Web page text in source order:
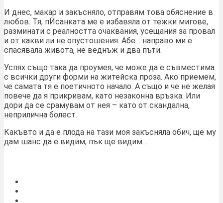
И днес, макар и закъсняло, отправям това обяснение в
любов. Тя, пЍсанката ме е избавяла от тежки мигове,
разминати с реалността очаквания, усещания за провал
и от какви ли не опустошения. Абе… направо ми е
спасявала живота, не веднъж и два пъти.
Успях също така да проумея, че може да е съвместима
с всички други форми на житейска проза. Ако приемем,
че самата тя е поетичното начало. А също и че не желая
повече да я прикривам, като незаконна връзка. Или
дори да се срамувам от нея – като от скандална,
неприлична болест.
Какъвто и да е плода на тази моя закъсняла обич, ще му
дам шанс да е видим, пък ще видим…